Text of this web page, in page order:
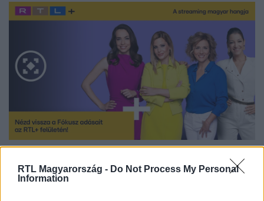
RTL Magyarország - Do Not Process My Personal
Information